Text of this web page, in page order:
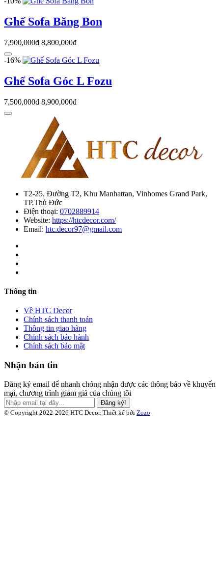
Ghế Sofa Băng Bon
7,900,000đ 8,800,000đ
-16%
Ghế Sofa Góc L Fozu
7,500,000đ 8,900,000đ
T2-25, Đường T2, Khu Manhattan, Vinhomes Grand Park,
TP.Thủ Đức
Điện thoại: 0702889914
Website: https://htcdecor.com/
Email: htc.decor97@gmail.com
Thông tin
Về HTC Decor
Chính sách thanh toán
Thông tin giao hàng
Chính sách bảo hành
Chính sách bảo mật
Nhận bản tin
Đăng ký email để nhanh chóng nhận được các thông báo về khuyến
mại, chương trình giảm giá của chúng tôi
Đăng ký!
© Copyright 2022-2026 HTC Decor. Thiết kế bởi Zozo